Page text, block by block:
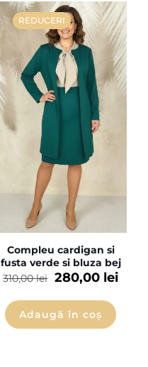
REDUCERI
Compleu cardigan si
fusta verde si bluza bej
310,00lei 280,00 lei
Adaugă în coș